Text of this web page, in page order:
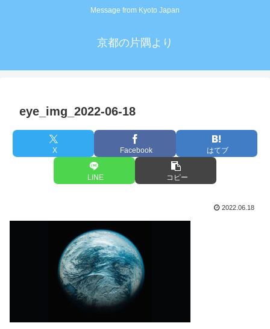
Message from Kyoto Japan
京都の片隅より
eye_img_2022-06-18
X Facebook はてブ
LINE コピー
2022.06.18